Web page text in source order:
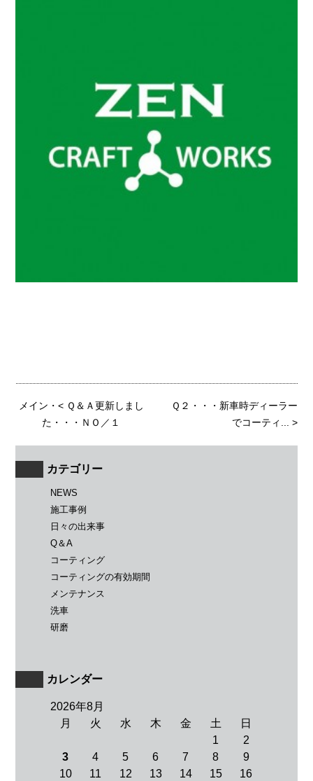
メイン ・< Ｑ＆Ａ更新しまし
た・・・ＮＯ／１
Ｑ２・・・新車時ディーラー
でコーティ...
>
カテゴリー
NEWS
施工事例
日々の出来事
Q＆A
コーティング
コーティングの有効期間
メンテナンス
洗車
研磨
カレンダー
2026年8月
月
火 水 木 金 土
日
1
2
3
4 5 6 7 8
9
10
11 12 13 14 15
16